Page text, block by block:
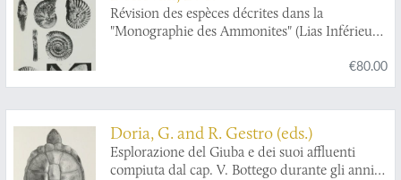
fils. Atlas.
Révision des espèces décrites dans la
"Monographie des Ammonites" (Lias Inférieur)
€80.00
Doria, G. and R. Gestro (eds.)
Esplorazione del Giuba e dei suoi affluenti
compiuta dal cap. V. Bottego durante gli anni